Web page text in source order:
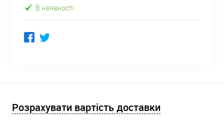
В наявності
Розрахувати вартість доставки